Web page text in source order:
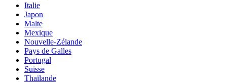
Italie
Japon
Malte
Mexique
Nouvelle-Zélande
Pays de Galles
Portugal
Suisse
Thaïlande